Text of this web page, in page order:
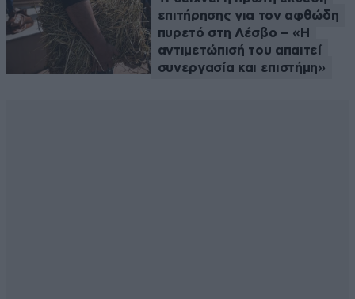
επιτήρησης για τον αφθώδη
πυρετό στη Λέσβο – «Η
αντιμετώπισή του απαιτεί
συνεργασία και επιστήμη»